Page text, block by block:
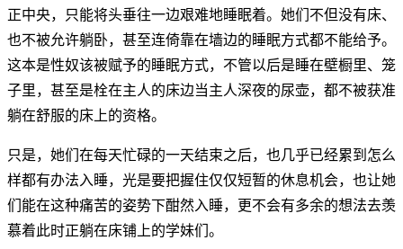
正中央，只能将头垂往一边艰难地睡眠着。她们不但没有床、
也不被允许躺卧，甚至连倚靠在墙边的睡眠方式都不能给予。
这本是性奴该被赋予的睡眠方式，不管以后是睡在壁橱里、笼
子里，甚至是栓在主人的床边当主人深夜的尿壶，都不被获准
躺在舒服的床上的资格。
只是，她们在每天忙碌的一天结束之后，也几乎已经累到怎么
样都有办法入睡，光是要把握住仅仅短暂的休息机会，也让她
们能在这种痛苦的姿势下酣然入睡，更不会有多余的想法去羡
慕着此时正躺在床铺上的学妹们。